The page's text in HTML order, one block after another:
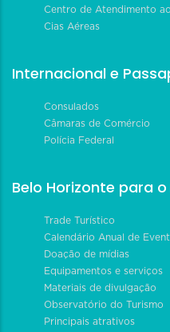
Centro de Atendimento
Cias Aéreas
Internacional e
Consulados
Câmaras de Comércio
Polícia Federal
Belo Horizonte para
Trade Turístico
Calendário Anual de
Doação de mídias
Equipamentos e serviços
Materiais de divulgação
Observatório do Turismo
Principais atrativos